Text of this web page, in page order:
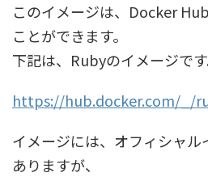
このイメージは、Docker
ことができます。
下記は、Rubyのイメージです
https://hub.docker.com/_/
イメージには、オフィシャ
ありますが、